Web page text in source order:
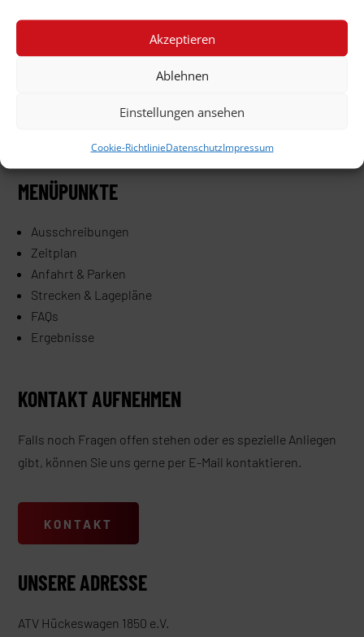
Akzeptieren
Ablehnen
Einstellungen ansehen
Cookie-RichtlinieDatenschutzImpressum
MENÜPUNKTE
Ausschreibungen
Zeitplan
Anfahrt & Parken
Strecken & Lagepläne
FAQs
Ergebnisse
KONTAKT AUFNEHMEN
Falls noch Fragen offen stehen oder es spezielle Anliegen
gibt, können Sie uns gerne per E-Mail kontaktieren.
KONTAKT
UNSERE ADRESSE
ATV Hückeswagen 1850 e.V.